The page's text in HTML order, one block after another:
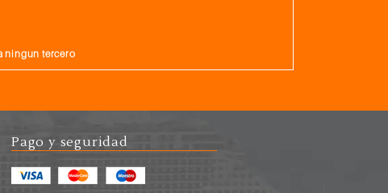
ningun tercero
Pago y seguridad